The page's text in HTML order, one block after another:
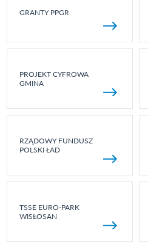
GRANTY PPGR
PROJEKT CYFROWA
GMINA
RZĄDOWY FUNDUSZ
POLSKI ŁAD
TSSE EURO-PARK
WISŁOSAN